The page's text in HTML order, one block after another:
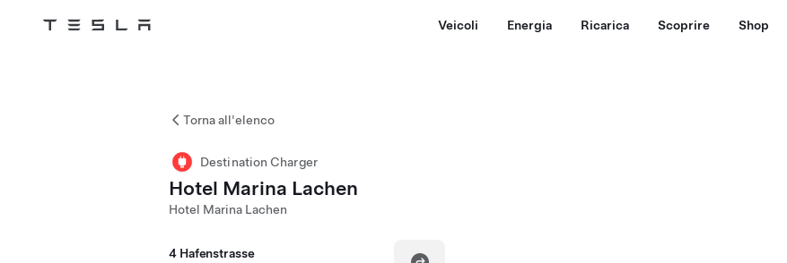
Tesla Veicoli Energia Ricarica Scoprire Shop
Torna all'elenco
Destination Charger
Hotel Marina Lachen
Hotel Marina Lachen
4 Hafenstrasse